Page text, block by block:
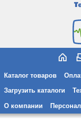
Каталог товаров
Загрузить каталоги
О компании